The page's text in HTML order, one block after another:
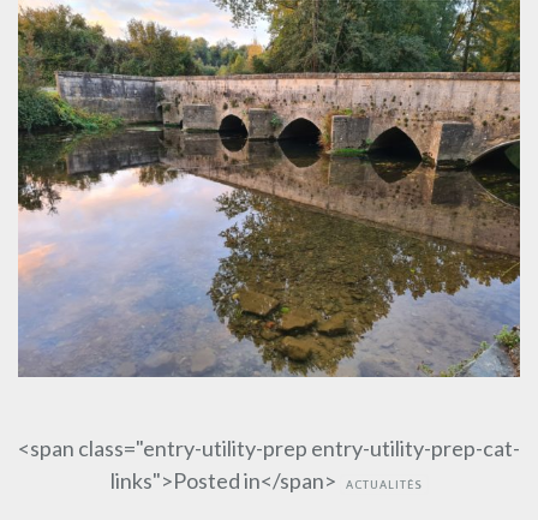
<span class="entry-utility-prep entry-utility-prep-cat-
links">Posted in</span>
ACTUALITÉS